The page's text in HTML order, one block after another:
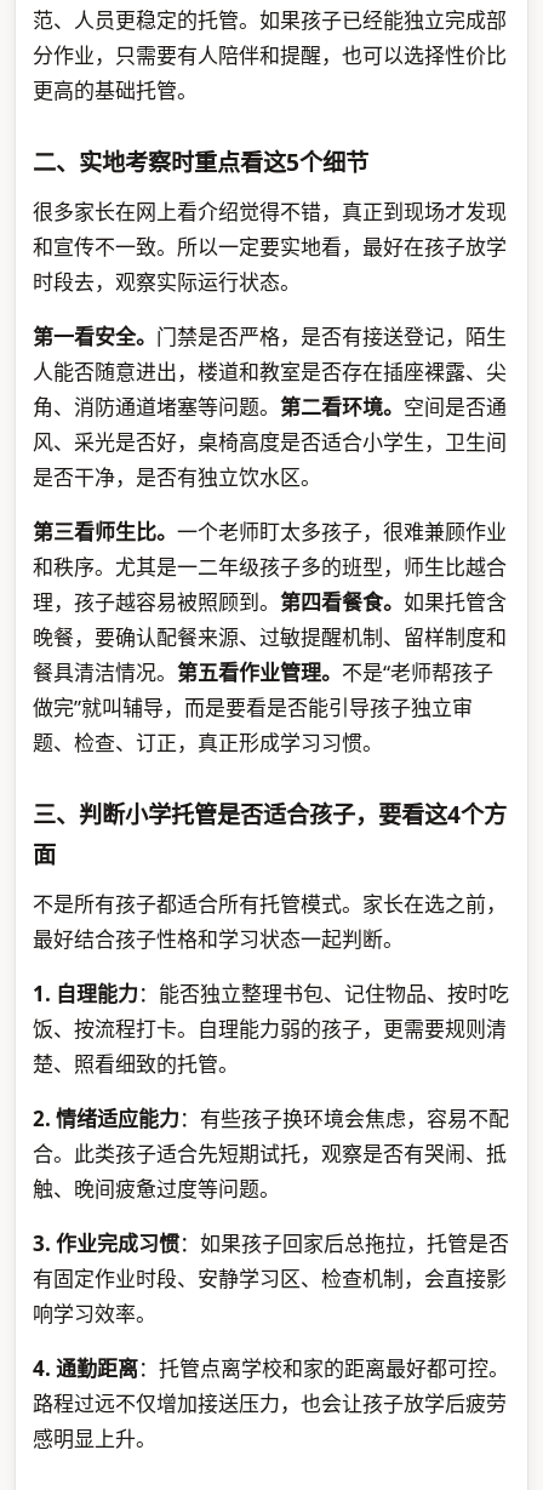
范、人员更稳定的托管。如果孩子已经能独立完成部
分作业，只需要有人陪伴和提醒，也可以选择性价比
更高的基础托管。
二、实地考察时重点看这5个细节
很多家长在网上看介绍觉得不错，真正到现场才发现
和宣传不一致。所以一定要实地看，最好在孩子放学
时段去，观察实际运行状态。
第一看安全。 门禁是否严格，是否有接送登记，陌生
人能否随意进出，楼道和教室是否存在插座裸露、尖
角、消防通道堵塞等问题。 第二看环境。 空间是否通
风、采光是否好，桌椅高度是否适合小学生，卫生间
是否干净，是否有独立饮水区。
第三看师生比。 一个老师盯太多孩子，很难兼顾作业
和秩序。尤其是一二年级孩子多的班型，师生比越合
理，孩子越容易被照顾到。 第四看餐食。 如果托管含
晚餐，要确认配餐来源、过敏提醒机制、留样制度和
餐具清洁情况。 第五看作业管理。 不是“老师帮孩子
做完”就叫辅导，而是要看是否能引导孩子独立审
题、检查、订正，真正形成学习习惯。
三、判断小学托管是否适合孩子，要看这4个方
面
不是所有孩子都适合所有托管模式。家长在选之前，
最好结合孩子性格和学习状态一起判断。
1. 自理能力：能否独立整理书包、记住物品、按时吃
饭、按流程打卡。自理能力弱的孩子，更需要规则清
楚、照看细致的托管。
2. 情绪适应能力：有些孩子换环境会焦虑，容易不配
合。此类孩子适合先短期试托，观察是否有哭闹、抵
触、晚间疲惫过度等问题。
3. 作业完成习惯：如果孩子回家后总拖拉，托管是否
有固定作业时段、安静学习区、检查机制，会直接影
响学习效率。
4. 通勤距离：托管点离学校和家的距离最好都可控。
路程过远不仅增加接送压力，也会让孩子放学后疲劳
感明显上升。